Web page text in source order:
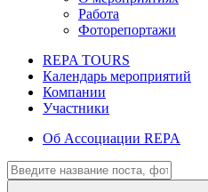
Работа
Фоторепортажи
REPA TOURS
Календарь мероприятий
Компании
Участники
Об Ассоциации REPA